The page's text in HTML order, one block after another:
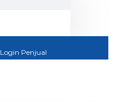
Login Penjual